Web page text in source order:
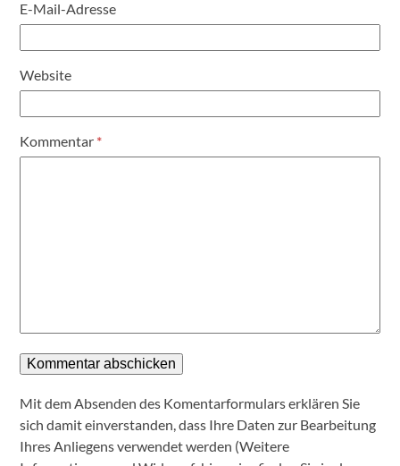
E-Mail-Adresse
Website
Kommentar *
Mit dem Absenden des Komentarformulars erklären Sie
sich damit einverstanden, dass Ihre Daten zur Bearbeitung
Ihres Anliegens verwendet werden (Weitere